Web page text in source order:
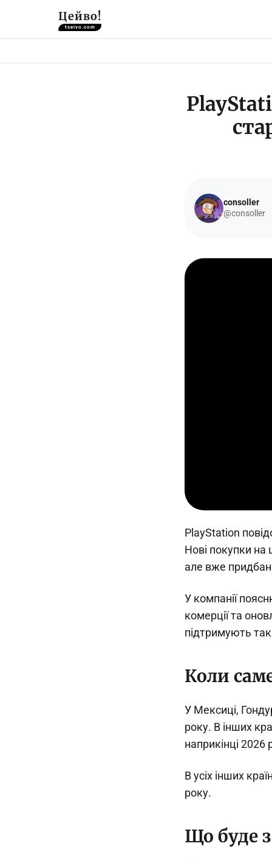
Цейво!
tseivo.com
consoller
@consoller
PlayStation
Нові покупки на
але вже
У компанії
комерції та
підтримують
Коли
У Мексиці,
року. В інших
наприкінці 2026
В усіх інших
року.
Що буде